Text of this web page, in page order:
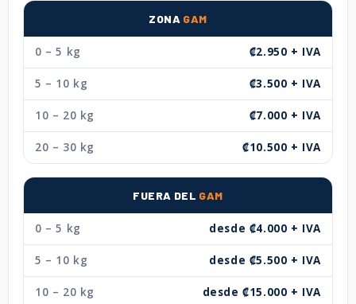
ZONA GAM
0 – 5 kg ₡2.950 + IVA
5 – 10 kg ₡3.500 + IVA
10 – 20 kg ₡7.000 + IVA
20 – 30 kg ₡10.500 + IVA
FUERA DEL GAM
0 – 5 kg desde ₡4.000 + IVA
5 – 10 kg desde ₡5.500 + IVA
10 – 20 kg desde ₡15.000 + IVA